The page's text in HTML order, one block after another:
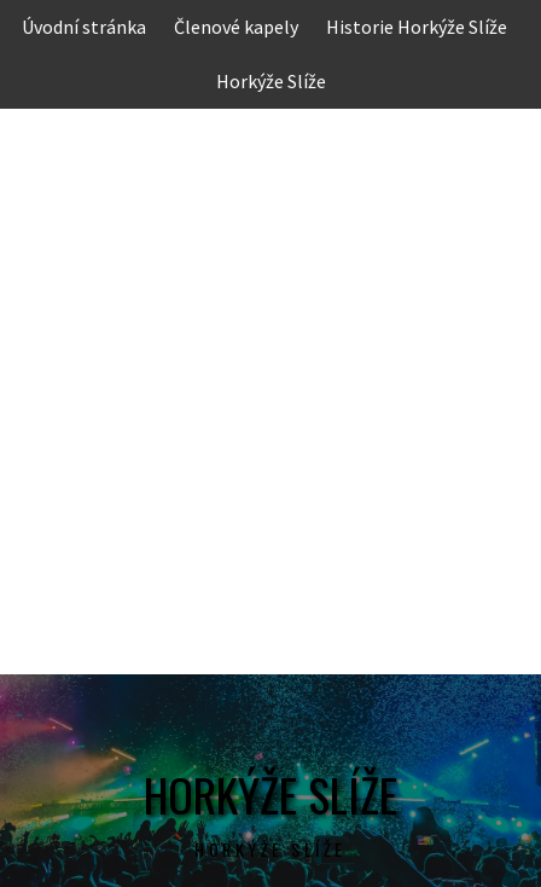
Skip
Úvodní stránka Členové kapely Historie Horkýže Slíže
Horkýže Slíže
HORKÝŽE SLÍŽE
HORKÝŽE SLÍŽE